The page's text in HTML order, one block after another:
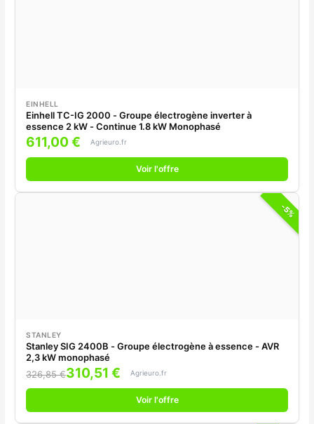
EINHELL
Einhell TC-IG 2000 - Groupe électrogène inverter à
essence 2 kW - Continue 1.8 kW Monophasé
611,00 € Agrieuro.fr
Voir l'offre
-5%
STANLEY
Stanley SIG 2400B - Groupe électrogène à essence - AVR
2,3 kW monophasé
326,85 €310,51 € Agrieuro.fr
Voir l'offre